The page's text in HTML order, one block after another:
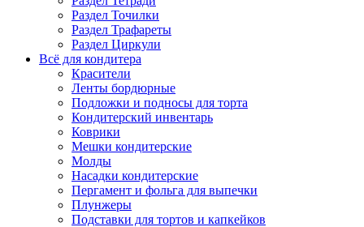
Раздел Точилки
Раздел Трафареты
Раздел Циркули
Всё для кондитера
Красители
Ленты бордюрные
Подложки и подносы для торта
Кондитерский инвентарь
Коврики
Мешки кондитерские
Молды
Насадки кондитерские
Пергамент и фольга для выпечки
Плунжеры
Подставки для тортов и капкейков